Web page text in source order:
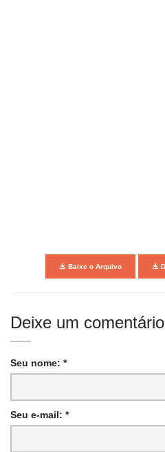
Baixe o Arquivo
Deixe um comentário
Seu nome: *
Seu e-mail: *